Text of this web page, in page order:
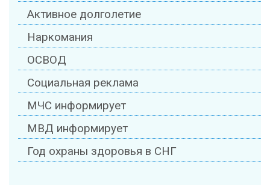
Активное долголетие
Наркомания
ОСВОД
Социальная реклама
МЧС информирует
МВД информирует
Год охраны здоровья в СНГ